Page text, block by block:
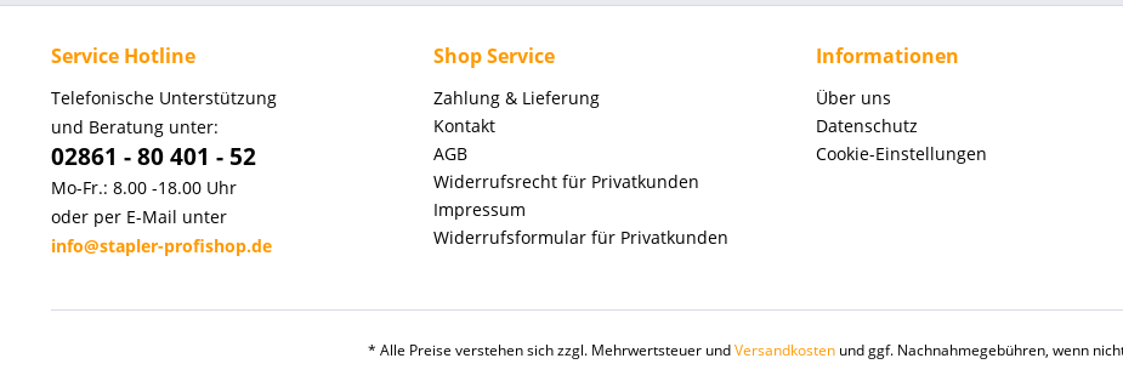
Service Hotline
Telefonische Unterstützung
und Beratung unter:
02861 - 80 401 - 52
Mo-Fr.: 8.00 -18.00 Uhr
oder per E-Mail unter
info@stapler-profishop.de
Shop Service
Zahlung & Lieferung
Kontakt
AGB
Widerrufsrecht für Privatkunden
Impressum
Widerrufsformular für Privatkunden
Informationen
Über uns
Datenschutz
Cookie-Einstellungen
* Alle Preise verstehen sich zzgl. Mehrwertsteuer undVersandkosten und ggf. Nachnahmegebühren, wenn